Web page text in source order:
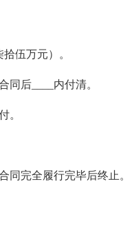
伍万元）。
同后____内付清。
。
同完全履行完毕后终止。